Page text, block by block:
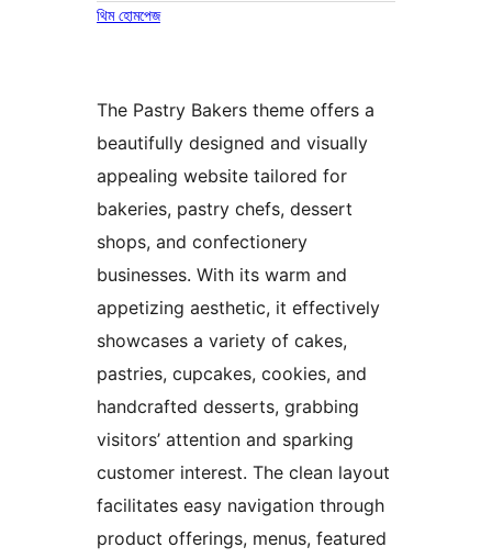
থিম হোমপেজ
The Pastry Bakers theme offers a
beautifully designed and visually
appealing website tailored for
bakeries, pastry chefs, dessert
shops, and confectionery
businesses. With its warm and
appetizing aesthetic, it effectively
showcases a variety of cakes,
pastries, cupcakes, cookies, and
handcrafted desserts, grabbing
visitors’ attention and sparking
customer interest. The clean layout
facilitates easy navigation through
product offerings, menus, featured